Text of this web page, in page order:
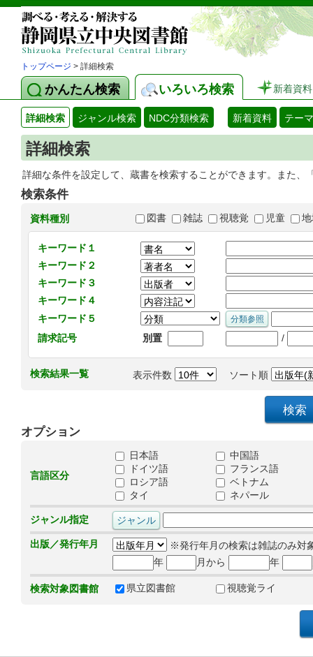
トップページ > 詳細検索
かんたん検索 いろいろ検索 新着資料
詳細検索 ジャンル検索 NDC分類検索 新着資料 テー
詳細検索
詳細な条件を設定して、蔵書を検索することができます。また
検索条件
資料種別 図書 雑誌 視聴覚 児童
キーワード１
キーワード２
キーワード３
キーワード４
キーワード５
請求記号
別置 /
検索結果一覧 表示件数 ソート順
オプション
言語区分
日本語
中国語
ドイツ語
フランス語
ロシア語
ベトナム
タイ
ネパール
ジャンル指定
出版／発行年月
※発行年月の検索は雑誌のみ対
年
月から 年
検索対象図書館 県立図書館 視聴覚ライ